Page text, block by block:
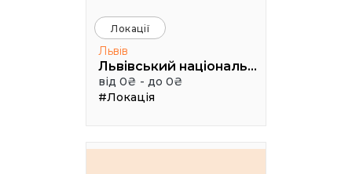
Локації
Львів
Львівський національний академічний театр опери та балету імені Соломії Крушельницької
від 0₴ - до 0₴
#Локація